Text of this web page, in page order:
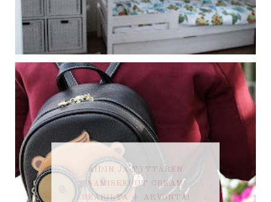
ÄIDIN JA TYTTÄREN
SAMISREPUT CREAM
BEARILTA + ARVONTA!